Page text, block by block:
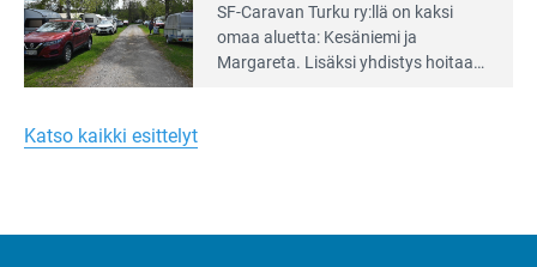
Lue
Leirintäoppaan
artikkeli:
Merellinen
Turun
liepeillä
SF-Caravan Turku ry:llä on kaksi
omaa aluet­ta: Kesäniemi ja
Margareta. Lisäksi yhdis­tys hoitaa
Katso kaikki esittelyt